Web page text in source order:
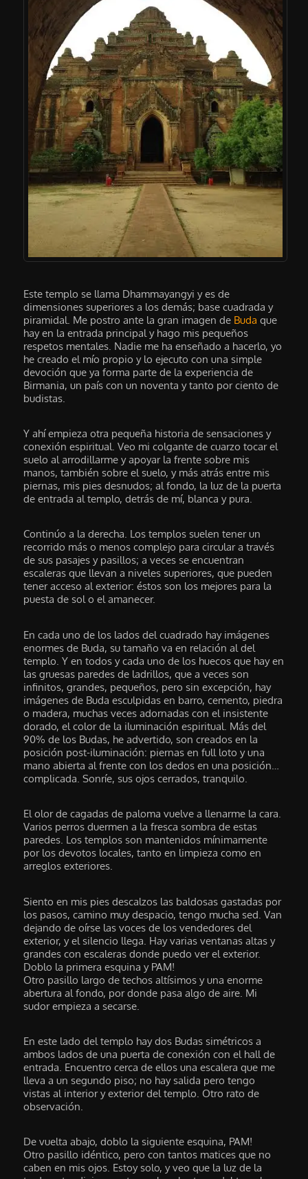
Este templo se llama Dhammayangyi y es de
dimensiones superiores a los demás; base cuadrada y
piramidal. Me postro ante la gran imagen de Budaque
hay en la entrada principal y hago mis pequeños
respetos mentales. Nadie me ha enseñado a hacerlo, yo
he creado el mío propio y lo ejecuto con una simple
devoción que ya forma parte de la experiencia de
Birmania, un país con un noventa y tanto por ciento de
budistas.
Y ahí empieza otra pequeña historia de sensaciones y
conexión espiritual. Veo mi colgante de cuarzo tocar el
suelo al arrodillarme y apoyar la frente sobre mis
manos, también sobre el suelo, y más atrás entre mis
piernas, mis pies desnudos; al fondo, la luz de la puerta
de entrada al templo, detrás de mí, blanca y pura.
Continúo a la derecha. Los templos suelen tener un
recorrido más o menos complejo para circular a través
de sus pasajes y pasillos; a veces se encuentran
escaleras que llevan a niveles superiores, que pueden
tener acceso al exterior: éstos son los mejores para la
puesta de sol o el amanecer.
En cada uno de los lados del cuadrado hay imágenes
enormes de Buda, su tamaño va en relación al del
templo. Y en todos y cada uno de los huecos que hay en
las gruesas paredes de ladrillos, que a veces son
infinitos, grandes, pequeños, pero sin excepción, hay
imágenes de Buda esculpidas en barro, cemento, piedra
o madera, muchas veces adornadas con el insistente
dorado, el color de la iluminación espiritual. Más del
90% de los Budas, he advertido, son creados en la
posición post-iluminación: piernas en full loto y una
mano abierta al frente con los dedos en una posición…
complicada. Sonríe, sus ojos cerrados, tranquilo.
El olor de cagadas de paloma vuelve a llenarme la cara.
Varios perros duermen a la fresca sombra de estas
paredes. Los templos son mantenidos mínimamente
por los devotos locales, tanto en limpieza como en
arreglos exteriores.
Siento en mis pies descalzos las baldosas gastadas por
los pasos, camino muy despacio, tengo mucha sed. Van
dejando de oírse las voces de los vendedores del
exterior, y el silencio llega. Hay varias ventanas altas y
grandes con escaleras donde puedo ver el exterior.
Doblo la primera esquina y PAM!
Otro pasillo largo de techos altísimos y una enorme
abertura al fondo, por donde pasa algo de aire. Mi
sudor empieza a secarse.
En este lado del templo hay dos Budas simétricos a
ambos lados de una puerta de conexión con el hall de
entrada. Encuentro cerca de ellos una escalera que me
lleva a un segundo piso; no hay salida pero tengo
vistas al interior y exterior del templo. Otro rato de
observación.
De vuelta abajo, doblo la siguiente esquina, PAM!
Otro pasillo idéntico, pero con tantos matices que no
caben en mis ojos. Estoy solo, y veo que la luz de la